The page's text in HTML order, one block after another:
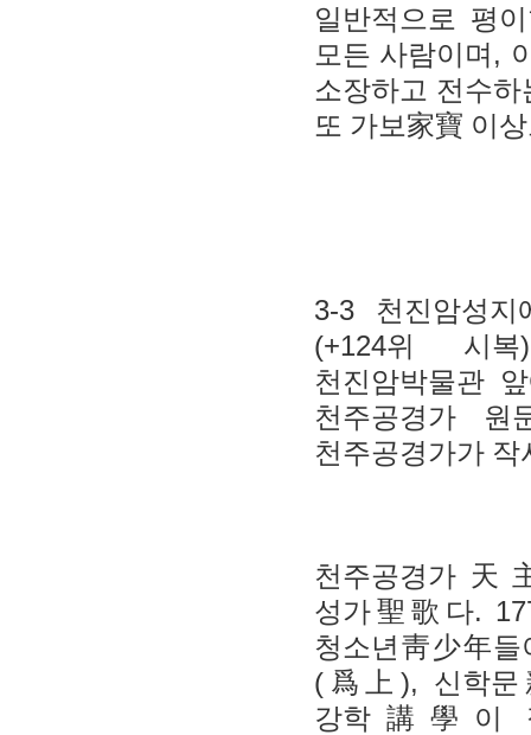
일반적으로 평
모든 사람이며 ,
소장하고 전수
또 가보家寶 이
3-3 천진암성
(+124위 시복)
천진암박물관
천주공경가 원
천주공경가가 작
천주공경가 天
성가聖歌 다.
청소년靑少年들
( 爲上 ), 신학문
강학 講學 이